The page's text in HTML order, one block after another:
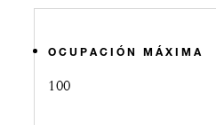
OCUPACIÓN MÁXIMA
100